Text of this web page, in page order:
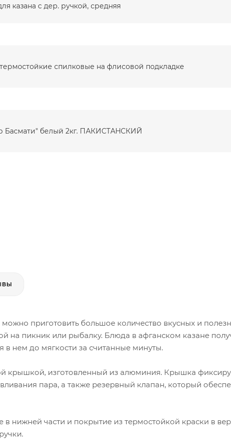
казана с дер. ручкой, средняя
спилковые на флисовой подкладке
Басмати" белый 2кг. ПАКИСТАНСКИЙ
приготовить большое количество вкусных и
на пикник или рыбалку. Блюда в афганском казане
нем до мягкости за считанные минуты.
крышкой, изготовленный из алюминия. Крышка
пара, а также резервный клапан, который
нижней части и покрытие из термостойкой краски в